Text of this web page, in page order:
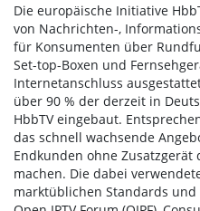
Die europäische Initiative
von Nachrichten-,
für Konsumenten über
Set-top-Boxen und
Internetanschluss
über 90 % der derzeit in
HbbTV eingebaut.
das schnell wachsende
Endkunden ohne Zusatzgerät
machen. Die dabei
marktüblichen Standards